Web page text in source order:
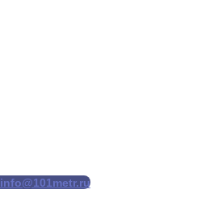
info@101metr.ru